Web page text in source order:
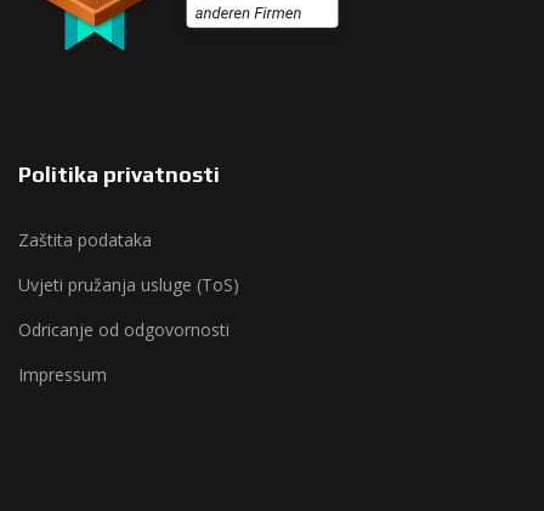
Politika privatnosti
Zaštita podataka
Uvjeti pružanja usluge (ToS)
Odricanje od odgovornosti
Impressum